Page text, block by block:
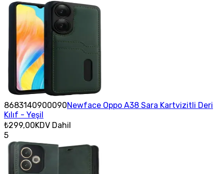
8683140900090Newface Oppo A38 Sara Kartvizitli Deri
Kılıf - Yeşil
₺299,00KDV Dahil
5